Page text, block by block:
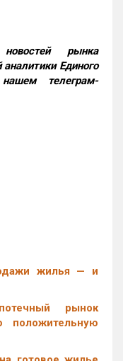
рынка
Единого
телеграм-
жилья — и
рынок
положительную